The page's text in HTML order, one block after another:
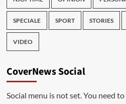
SPECIALE SPORT STORIES
VIDEO
CoverNews Social
Social menu is not set. You need